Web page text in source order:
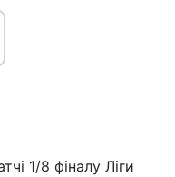
1/8 фіналу Ліги